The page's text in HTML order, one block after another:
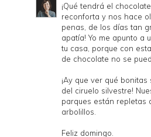
¡Qué tendrá el
reconforta y nos hace
penas, de los días tan
apatía! Yo me apunto a
tu casa, porque con
de chocolate no se
¡Ay que ver qué
del ciruelo silvestre!
parques están repletas
arbolillos.
Feliz domingo.